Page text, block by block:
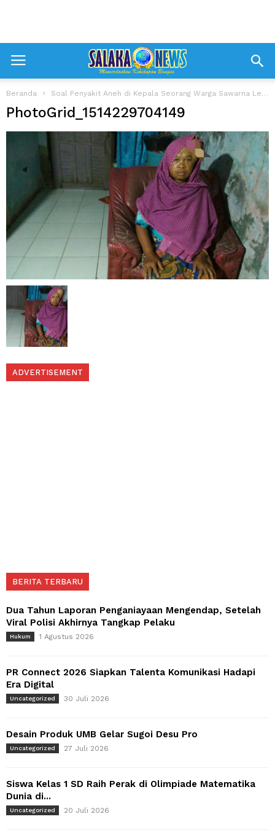
Beranda Soal Penyakit Aneh di Kepala Seorang Warga Sawarna Lebak-Banten, Ini Kata Dinkes dan Dinsos.
PhotoGrid_1514229704149
ADVERTISEMENT
BERITA TERBARU
Dua Tahun Laporan Penganiayaan Mengendap, Setelah
Viral Polisi Akhirnya Tangkap Pelaku
Hukum 1 Agustus 2026
PR Connect 2026 Siapkan Talenta Komunikasi Hadapi
Era Digital
Uncategorized 30 Juli 2026
Desain Produk UMB Gelar Sugoi Desu Pro
Uncategorized 27 Juli 2026
Siswa Kelas 1 SD Raih Perak di Olimpiade Matematika
Dunia di...
Uncategorized 20 Juli 2026